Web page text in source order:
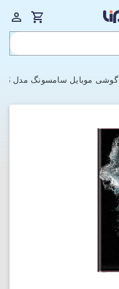
گوشی موبایل سامسونگ مدل Galaxy S22 Ultra 5G با ظرفیت 512GB و رم 12GB